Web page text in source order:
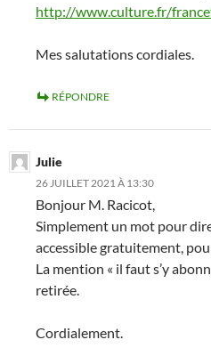
http://www.culture.fr/
Mes salutations cordiales.
RÉPONDRE
Julie
26 JUILLET 2021 À 13:30
Bonjour M. Racicot,
Simplement un mot pour
accessible gratuitement,
La mention « il faut s’y
retirée.
Cordialement.